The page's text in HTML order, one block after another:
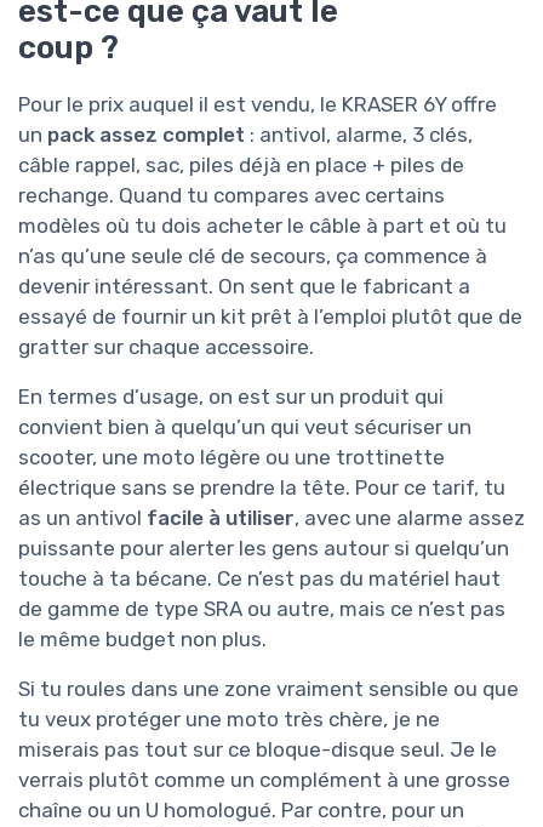
est-ce que ça vaut le
coup ?
Pour le prix auquel il est vendu, le KRASER 6Y offre
un pack assez complet : antivol, alarme, 3 clés,
câble rappel, sac, piles déjà en place + piles de
rechange. Quand tu compares avec certains
modèles où tu dois acheter le câble à part et où tu
n’as qu’une seule clé de secours, ça commence à
devenir intéressant. On sent que le fabricant a
essayé de fournir un kit prêt à l’emploi plutôt que de
gratter sur chaque accessoire.
En termes d’usage, on est sur un produit qui
convient bien à quelqu’un qui veut sécuriser un
scooter, une moto légère ou une trottinette
électrique sans se prendre la tête. Pour ce tarif, tu
as un antivol facile à utiliser, avec une alarme assez
puissante pour alerter les gens autour si quelqu’un
touche à ta bécane. Ce n’est pas du matériel haut
de gamme de type SRA ou autre, mais ce n’est pas
le même budget non plus.
Si tu roules dans une zone vraiment sensible ou que
tu veux protéger une moto très chère, je ne
miserais pas tout sur ce bloque-disque seul. Je le
verrais plutôt comme un complément à une grosse
chaîne ou un U homologué. Par contre, pour un